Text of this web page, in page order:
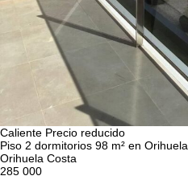
Caliente Precio reducido
Piso 2 dormitorios 98 m² en Orihuela
Orihuela Costa
285 000